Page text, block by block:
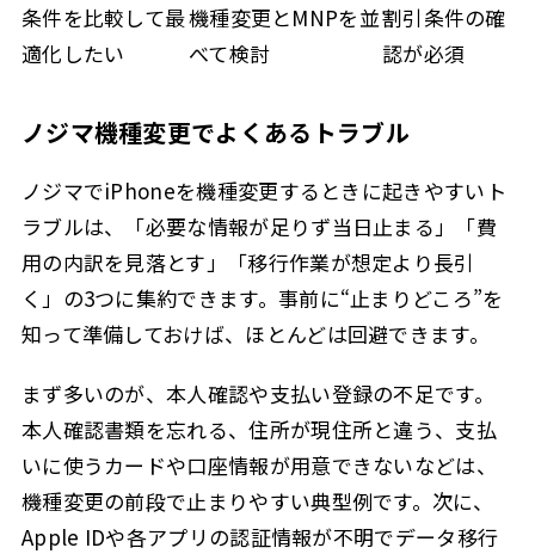
条件を比較して最
適化したい
機種変更とMNPを並
べて検討
割引条件の確
認が必須
ノジマ機種変更でよくあるトラブル
ノジマでiPhoneを機種変更するときに起きやすいト
ラブルは、「必要な情報が足りず当日止まる」「費
用の内訳を見落とす」「移行作業が想定より長引
く」の3つに集約できます。事前に“止まりどころ”を
知って準備しておけば、ほとんどは回避できます。
まず多いのが、本人確認や支払い登録の不足です。
本人確認書類を忘れる、住所が現住所と違う、支払
いに使うカードや口座情報が用意できないなどは、
機種変更の前段で止まりやすい典型例です。次に、
Apple IDや各アプリの認証情報が不明でデータ移行